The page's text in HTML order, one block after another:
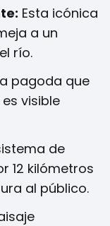
Esta icónica
a un
río.
pagoda que
visible
de
12 kilómetros
al público.